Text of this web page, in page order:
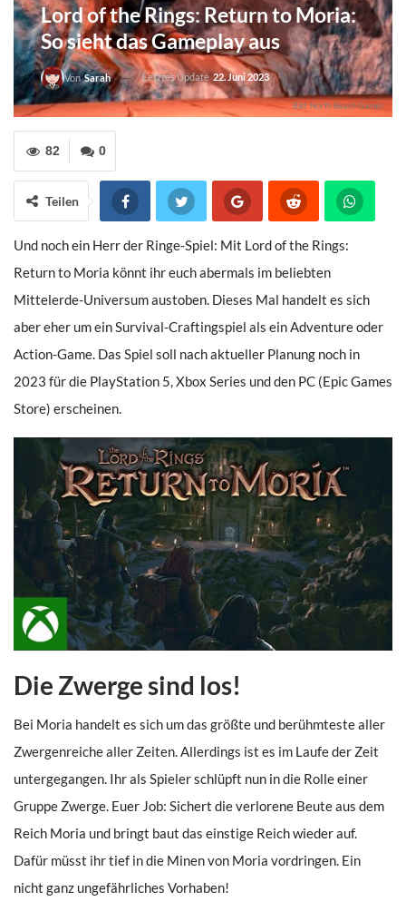
Lord of the Rings: Return to Moria:
So sieht das Gameplay aus
VonSarah Letztes Update22. Juni 2023
Bild: North Beach Games
0
82
Teilen
Und noch ein Herr der Ringe-Spiel: Mit Lord of the Rings:
Return to Moria könnt ihr euch abermals im beliebten
Mittelerde-Universum austoben. Dieses Mal handelt es sich
aber eher um ein Survival-Craftingspiel als ein Adventure oder
Action-Game. Das Spiel soll nach aktueller Planung noch in
2023 für die PlayStation 5, Xbox Series und den PC (Epic Games
Store) erscheinen.
Die Zwerge sind los!
Bei Moria handelt es sich um das größte und berühmteste aller
Zwergenreiche aller Zeiten. Allerdings ist es im Laufe der Zeit
untergegangen. Ihr als Spieler schlüpft nun in die Rolle einer
Gruppe Zwerge. Euer Job: Sichert die verlorene Beute aus dem
Reich Moria und bringt baut das einstige Reich wieder auf.
Dafür müsst ihr tief in die Minen von Moria vordringen. Ein
nicht ganz ungefährliches Vorhaben!